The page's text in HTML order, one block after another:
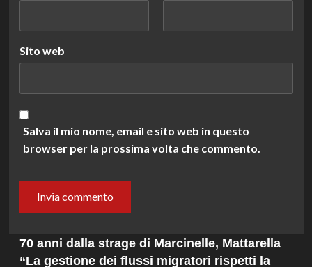
Sito web
Salva il mio nome, email e sito web in questo
browser per la prossima volta che commento.
70 anni dalla strage di Marcinelle, Mattarella
“La gestione dei flussi migratori rispetti la